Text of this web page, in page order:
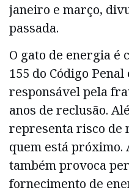
janeiro e março,
passada.
O gato de energia
155 do Código
responsável pela
anos de reclusão.
representa risco de
quem está próximo.
também provoca
fornecimento de